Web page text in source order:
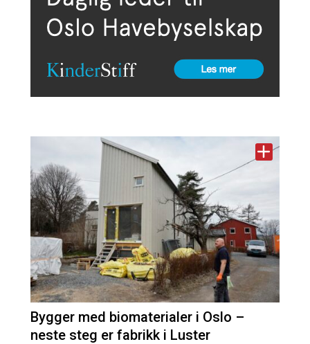
Bygger med biomaterialer i Oslo –
neste steg er fabrikk i Luster